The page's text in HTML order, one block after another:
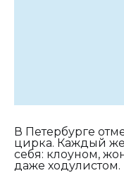
В Петербурге
цирка. Каждый
себя: клоуном,
даже ходулистом.